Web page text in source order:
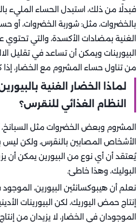
فبدلًا من ذلك، استبدل الحساء المليء
بالخضروات، مثل: شوربة الخضروات، أو
الغنية بمضادات الأكسدة، والتي
البيورينات ويمكن أن تساعد في تقليل
من تناول حساء المشروم مع الخضار، إذا
لماذا الخضار الغنية
النظام الغذائي للنقرس؟
المشروم وبعض الخضروات مثل
الأشخاص المصابين بالنقرس، ولكن ليس
يُعتقد أن أي نوع من البيورين يمكن
البوليك، وهذا خاطئ.
نعلم أن هيبوكسانثين البيورين،
إنتاج حمض اليوريك، لكن البيورينات
الموجودان في الخضار، لا يزيدان من